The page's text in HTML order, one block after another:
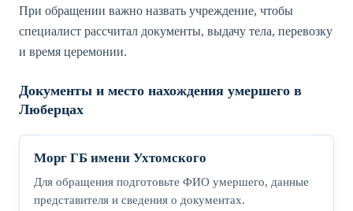
При обращении важно назвать учреждение, чтобы
специалист рассчитал документы, выдачу тела, перевозку
и время церемонии.
Документы и место нахождения умершего в
Люберцах
Морг ГБ имени Ухтомского
Для обращения подготовьте ФИО умершего, данные
представителя и сведения о документах.